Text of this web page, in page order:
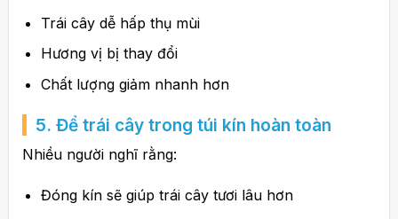
Trái cây dễ hấp thụ mùi
Hương vị bị thay đổi
Chất lượng giảm nhanh hơn
5. Để trái cây trong túi kín hoàn toàn
Nhiều người nghĩ rằng:
Đóng kín sẽ giúp trái cây tươi lâu hơn